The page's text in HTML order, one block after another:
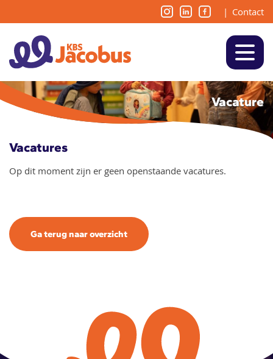
| Contact
Vacature
Vacatures
Op dit moment zijn er geen openstaande vacatures.
Ga terug naar overzicht